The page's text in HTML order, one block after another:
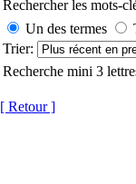
Rechercher les mots-
Un des termes
Trier:
Recherche mini 3
[ Retour ]